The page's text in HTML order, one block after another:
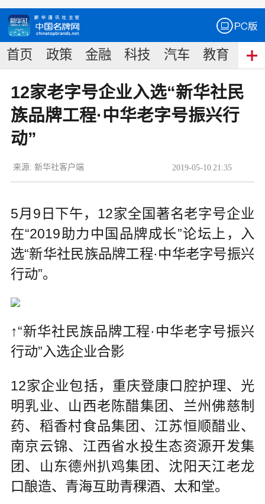
首页 政策 金融 科技 汽车 教育 食
12家老字号企业入选“新华社民
族品牌工程·中华老字号振兴行
动”
2019-05-10 21:35
来源: 新华社客户端
5月9日下午，12家全国著名老字号企业
在“2019助力中国品牌成长”论坛上，入
选“新华社民族品牌工程·中华老字号振兴
行动”。
↑“新华社民族品牌工程·中华老字号振兴
行动”入选企业合影
12家企业包括，重庆登康口腔护理、光
明乳业、山西老陈醋集团、兰州佛慈制
药、稻香村食品集团、江苏恒顺醋业、
南京云锦、江西省水投生态资源开发集
团、山东德州扒鸡集团、沈阳天江老龙
口酿造、青海互助青稞酒、太和堂。